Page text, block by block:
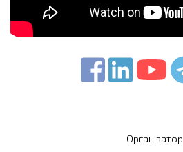
Організатор